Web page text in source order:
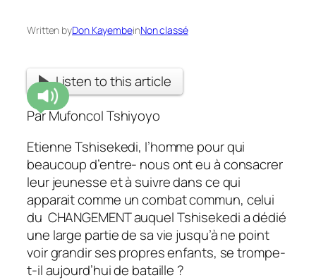
Written byDon KayembeinNon classé
Listen to this article
Par Mufoncol Tshiyoyo
Etienne Tshisekedi, l’homme pour qui
beaucoup d’entre- nous ont eu à consacrer
leur jeunesse et à suivre dans ce qui
apparait comme un combat commun, celui
du CHANGEMENT auquel Tshisekedi a dédié
une large partie de sa vie jusqu’à ne point
voir grandir ses propres enfants, se trompe-
t-il aujourd’hui de bataille ?